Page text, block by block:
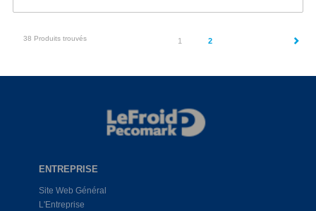
38 Produits trouvés 1 (current)
2
ENTREPRISE
Site Web Général
L'Entreprise